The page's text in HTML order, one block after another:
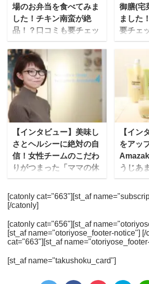
られるように、パーソナ
ルトレーナーや管理栄養
士の手厚いサポートを受
活習慣を改善し、理想の
体形を目指す手伝いをす
るためのマンツーマンに
よるボディメイクの他に
も、もっと手軽にライザ
ップを体験できるように
オンラインショップも展
開しています。 関連記
事：サポートミールの開
発にも携わった、RIZAP
の管理栄養士の方にイ ...
人の評
購入方
ニュー
が一番
美味し
につい
noshを
直なレ
載して
サイト
口コミ
す、実
は是非
場のお弁当を食べてみま
した！チキン南蛮が絶
品！？口コミも要チェッ
ク！
塚田農場は株式会社エ
ー・ピーカンパニーが運
営する居酒屋チェーンで
すが、塚田農場から『お
べんとラボ』として宅配
と店舗の両方でお弁当を
販売しています。 ゆいこ
さまざまなメディアに取
り上げられており、芸能
人達がよく口にする、い
農場のお弁当は、お弁当
に関するグランプリにお
いて数多く受賞してお
り、ロケ弁グランプリで
1位をとったことも！食
材はもちろん調理法にも
田農場のお弁当の特徴 食
御膳(宅
ました
要チェ
は、カ
ベルー
洋中の
なセッ
当・宅
す。
やすく
考慮し
ニュー
回10食
台（税
便で届
（食事
のシリ
【インタビュー】美味し
さとヘルシーに絶対の自
信！女性チームのこだわ
りがつまった「ママの休
食」にかける想いとは
”ステイホーム”が話題と
なった2020年は、新しい
が続々と登場していま
す。ママ向けの冷凍宅食
食」も2020年に運営を開
【イン
をアッ
うじあ
いわれ
本茜さ
[catonly cat="663"][st_af
[/catonly]
[catonly cat="656"][st_af
[st_af name="otoriyose_footer-notice"]
cat="663"][st_af
[st_af name="takushoku_card"]